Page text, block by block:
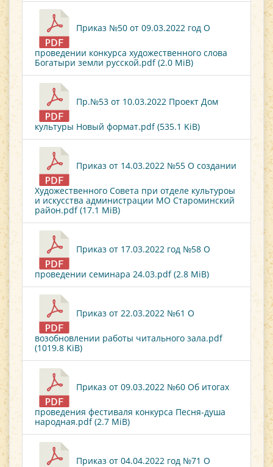
Приказ №50 от 09.03.2022 год О
проведении конкурса художественного слова
Богатыри земли русской.pdf (2.0 MiB)
Пр.№53 от 10.03.2022 Проект Дом
культуры Новый формат.pdf (535.1 KiB)
Приказ от 14.03.2022 №55 О создании
Художественного Совета при отделе культуроы
и искусства администрации МО Староминский
район.pdf (17.1 MiB)
Приказ от 17.03.2022 год №58 О
проведении семинара 24.03.pdf (2.8 MiB)
Приказ от 22.03.2022 №61 О
возобновлении работы читального зала.pdf
(1019.8 KiB)
Приказ от 09.03.2022 №60 Об итогах
проведения фестиваля конкурса Песня-душа
народная.pdf (2.7 MiB)
Приказ от 04.04.2022 год №71 О